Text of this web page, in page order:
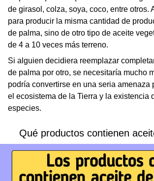
de girasol, colza, soya, coco, entre otros.
para producir la misma cantidad de
de palma, sino de otro tipo de aceite
de 4 a 10 veces más terreno.
Si alguien decidiera reemplazar
de palma por otro, se necesitaría mucho
podría convertirse en una seria amenaza
el ecosistema de la Tierra y la existencia
especies.
Qué productos contienen